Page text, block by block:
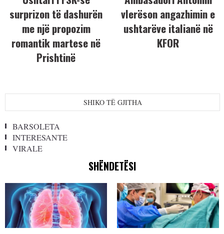
surprizon të dashurën
me një propozim
romantik martese në
Prishtinë
vlerëson angazhimin e
ushtarëve italianë në
KFOR
SHIKO TË GJITHA
BARSOLETA
INTERESANTE
VIRALE
SHËNDETËSI